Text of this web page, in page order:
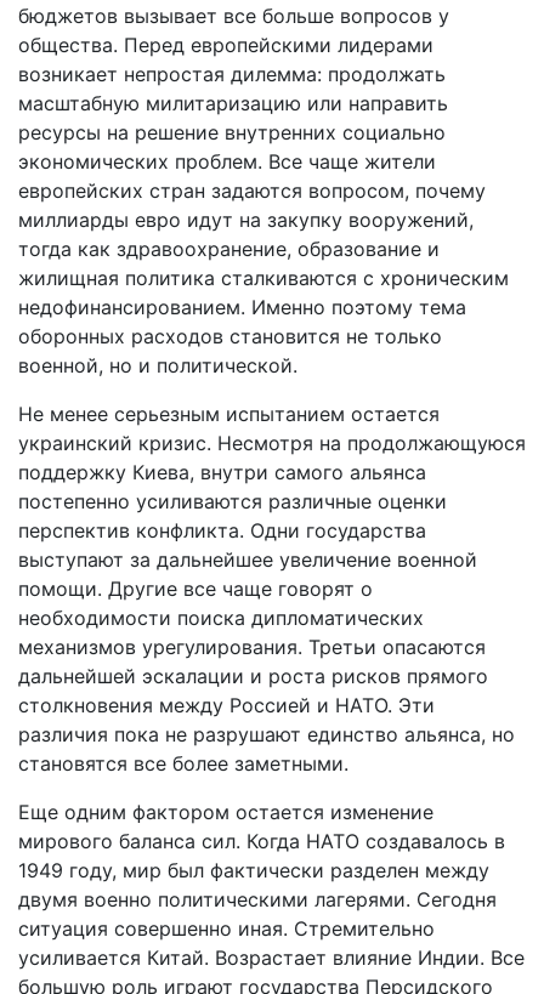
бюджетов вызывает все больше вопросов у
общества. Перед европейскими лидерами
возникает непростая дилемма: продолжать
масштабную милитаризацию или направить
ресурсы на решение внутренних социально
экономических проблем. Все чаще жители
европейских стран задаются вопросом, почему
миллиарды евро идут на закупку вооружений,
тогда как здравоохранение, образование и
жилищная политика сталкиваются с хроническим
недофинансированием. Именно поэтому тема
оборонных расходов становится не только
военной, но и политической.
Не менее серьезным испытанием остается
украинский кризис. Несмотря на продолжающуюся
поддержку Киева, внутри самого альянса
постепенно усиливаются различные оценки
перспектив конфликта. Одни государства
выступают за дальнейшее увеличение военной
помощи. Другие все чаще говорят о
необходимости поиска дипломатических
механизмов урегулирования. Третьи опасаются
дальнейшей эскалации и роста рисков прямого
столкновения между Россией и НАТО. Эти
различия пока не разрушают единство альянса, но
становятся все более заметными.
Еще одним фактором остается изменение
мирового баланса сил. Когда НАТО создавалось в
1949 году, мир был фактически разделен между
двумя военно политическими лагерями. Сегодня
ситуация совершенно иная. Стремительно
усиливается Китай. Возрастает влияние Индии. Все
большую роль играют государства Персидского